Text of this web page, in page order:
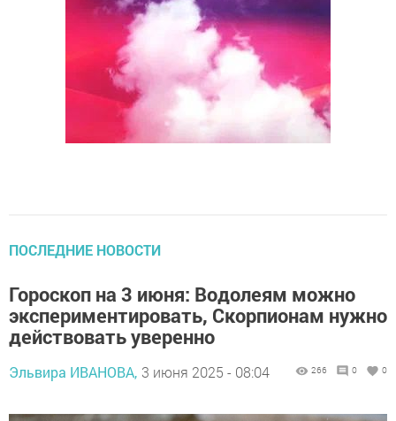
ПОСЛЕДНИЕ НОВОСТИ
Гороскоп на 3 июня: Водолеям можно
экспериментировать, Скорпионам нужно
действовать уверенно
Эльвира ИВАНОВА, 3 июня 2025 - 08:04 266 0 0